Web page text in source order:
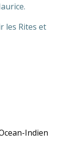
les Rites et
Indien